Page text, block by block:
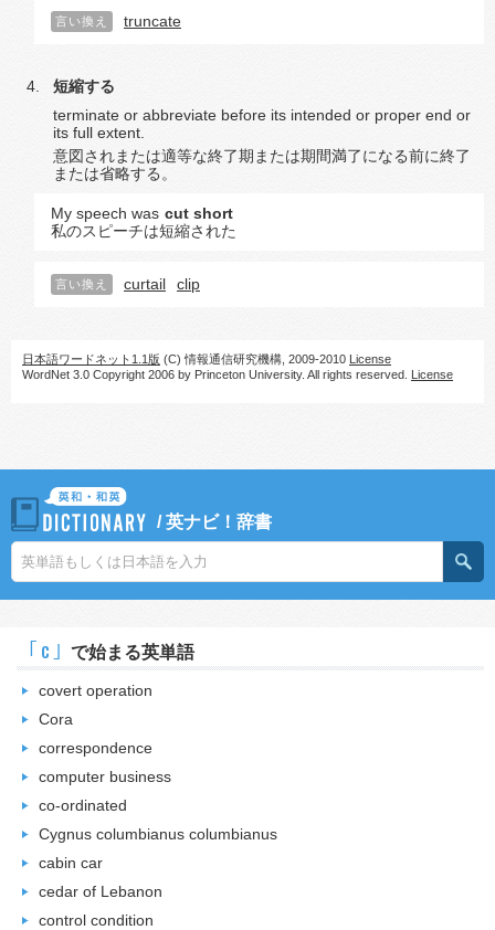
言い換え truncate
短縮する
terminate or abbreviate before its intended or proper end or
its full extent.
意図されまたは適等な終了期または期間満了になる前に終了
または省略する。
My speech was cut short
私のスピーチは短縮された
言い換え curtail clip
日本語ワードネット1.1版 (C) 情報通信研究機構, 2009-2010 License
WordNet 3.0 Copyright 2006 by Princeton University. All rights reserved. License
/英ナビ！辞書
｢c｣ で始まる英単語
covert operation
Cora
correspondence
computer business
co-ordinated
Cygnus columbianus columbianus
cabin car
cedar of Lebanon
control condition